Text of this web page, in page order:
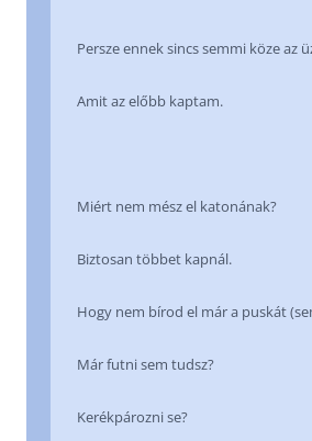
Persze ennek sincs semmi köze az
Amit az előbb kaptam.
Miért nem mész el katonának?
Biztosan többet kapnál.
Hogy nem bírod el már a puskát
Már futni sem tudsz?
Kerékpározni se?